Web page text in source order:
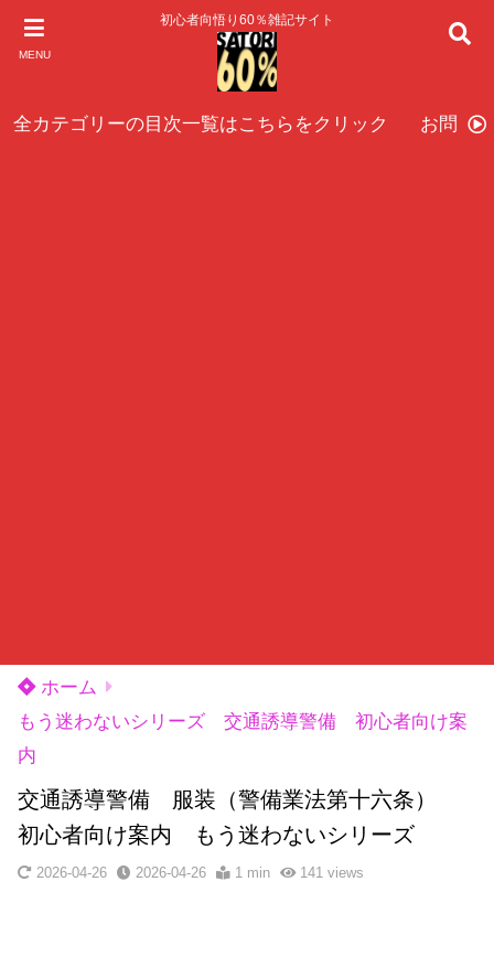
MENU
初心者向悟り60％雑記サイト
全カテゴリーの目次一覧はこちらをクリック お問い
ホーム
もう迷わないシリーズ 交通誘導警備 初心者向け案
内
交通誘導警備 服装（警備業法第十六条）
初心者向け案内 もう迷わないシリーズ
2026-04-26 2026-04-26 1 min 141views